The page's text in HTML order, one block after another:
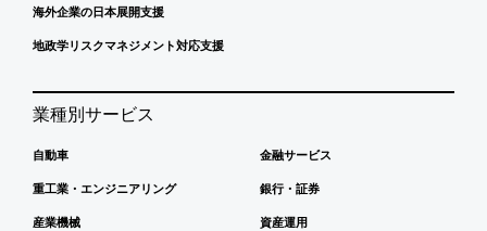
海外企業の日本展開支援
地政学リスクマネジメント対応支援
業種別サービス
自動車
重工業・エンジニアリング
産業機械
金融サービス
銀行・証券
資産運用